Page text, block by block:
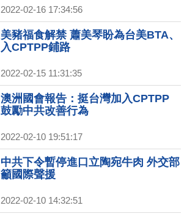
2022-02-16 17:34:56
美豬福食解禁 蕭美琴盼為台美BTA、
入CPTPP鋪路
2022-02-15 11:31:35
澳洲國會報告：挺台灣加入CPTPP
鼓勵中共改善行為
2022-02-10 19:51:17
中共下令暫停進口立陶宛牛肉 外交部
籲國際聲援
2022-02-10 14:32:51